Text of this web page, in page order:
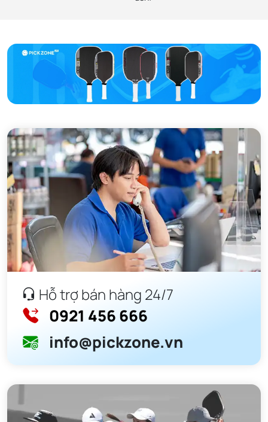
Hỗ trợ bán hàng 24/7
0921 456 666
info@pickzone.vn